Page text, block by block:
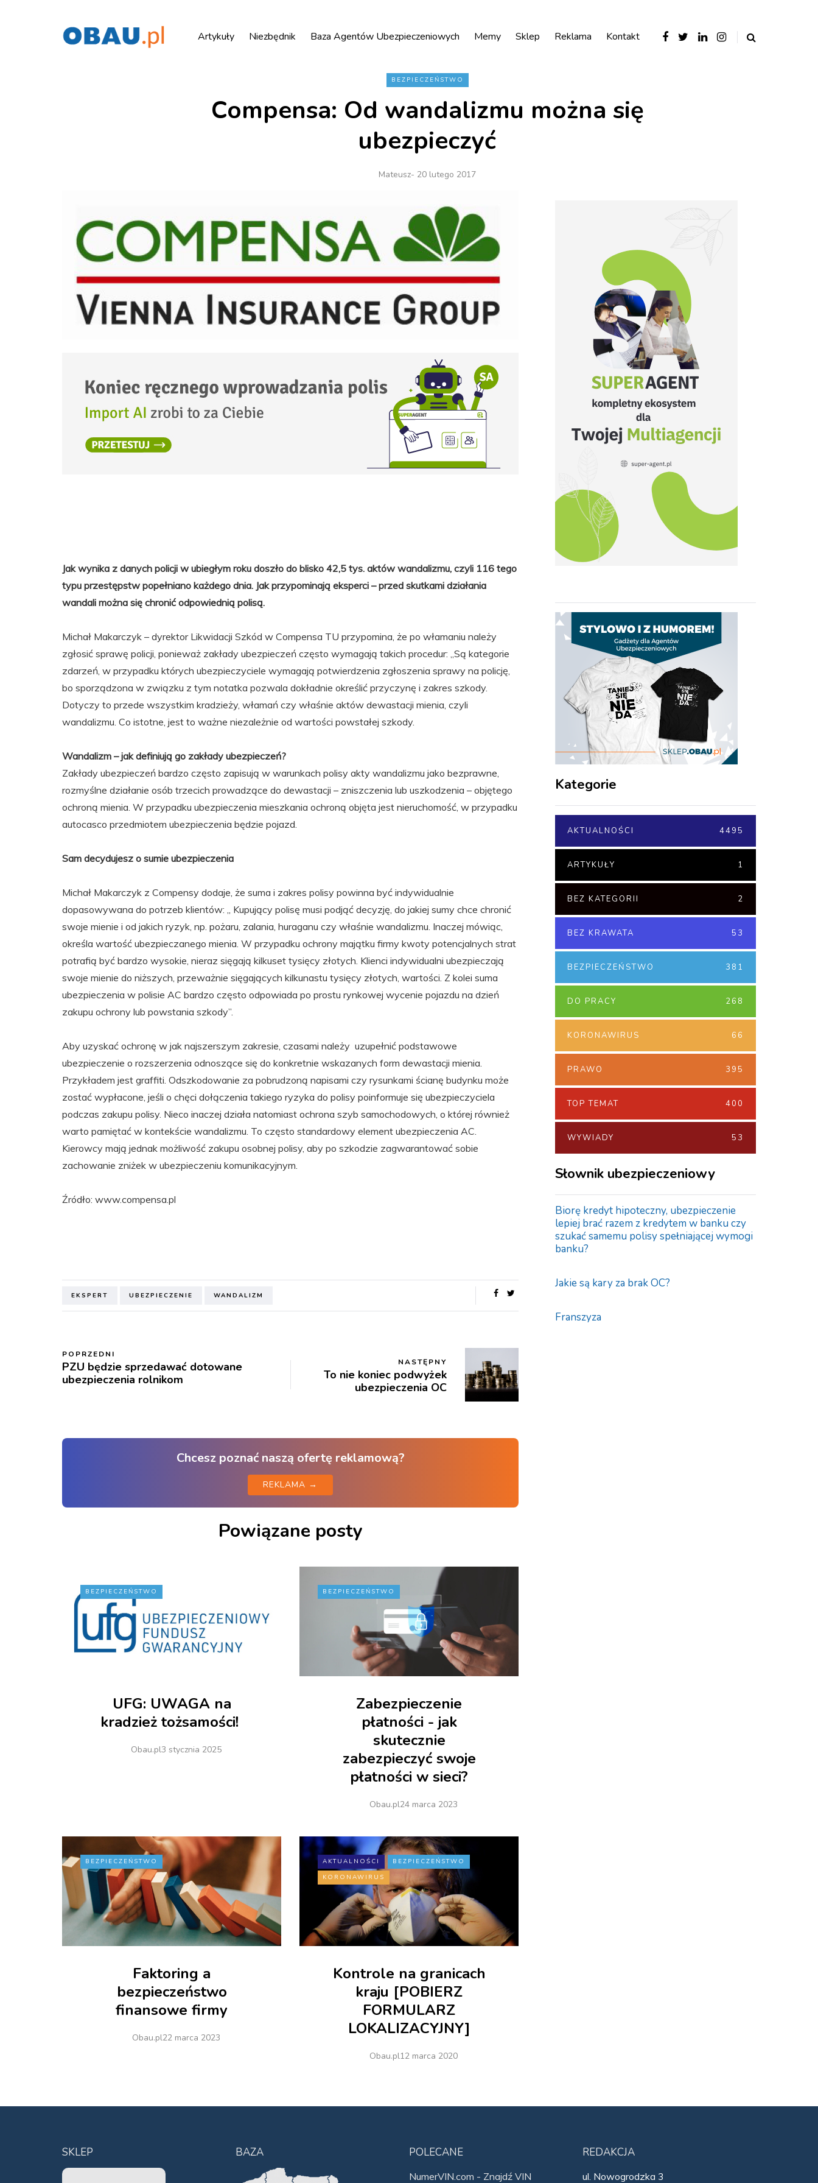
Artykuły Niezbędnik Baza Agentów Ubezpieczeniowych Memy Sklep Reklama Kontakt
BEZPIECZEŃSTWO
Compensa: Od wandalizmu można się
ubezpieczyć
Mateusz- 20 lutego 2017
Jak wynika z danych policji w ubiegłym roku doszło do blisko 42,5 tys. aktów wandalizmu, czyli 116 tego
typu przestępstw popełniano każdego dnia. Jak przypominają eksperci – przed skutkami działania
wandali można się chronić odpowiednią polisą.
Michał Makarczyk – dyrektor Likwidacji Szkód w Compensa TU przypomina, że po włamaniu należy
zgłosić sprawę policji, ponieważ zakłady ubezpieczeń często wymagają takich procedur: „Są kategorie
zdarzeń, w przypadku których ubezpieczyciele wymagają potwierdzenia zgłoszenia sprawy na policję,
bo sporządzona w związku z tym notatka pozwala dokładnie określić przyczynę i zakres szkody.
Dotyczy to przede wszystkim kradzieży, włamań czy właśnie aktów dewastacji mienia, czyli
wandalizmu. Co istotne, jest to ważne niezależnie od wartości powstałej szkody.
Wandalizm – jak definiują go zakłady ubezpieczeń?
Zakłady ubezpieczeń bardzo często zapisują w warunkach polisy akty wandalizmu jako bezprawne,
rozmyślne działanie osób trzecich prowadzące do dewastacji – zniszczenia lub uszkodzenia – objętego
ochroną mienia. W przypadku ubezpieczenia mieszkania ochroną objęta jest nieruchomość, w przypadku
autocasco przedmiotem ubezpieczenia będzie pojazd.
Sam decydujesz o sumie ubezpieczenia
Michał Makarczyk z Compensy dodaje, że suma i zakres polisy powinna być indywidualnie
dopasowywana do potrzeb klientów: „ Kupujący polisę musi podjąć decyzję, do jakiej sumy chce chronić
swoje mienie i od jakich ryzyk, np. pożaru, zalania, huraganu czy właśnie wandalizmu. Inaczej mówiąc,
określa wartość ubezpieczanego mienia. W przypadku ochrony majątku firmy kwoty potencjalnych strat
potrafią być bardzo wysokie, nieraz sięgają kilkuset tysięcy złotych. Klienci indywidualni ubezpieczają
swoje mienie do niższych, przeważnie sięgających kilkunastu tysięcy złotych, wartości. Z kolei suma
ubezpieczenia w polisie AC bardzo często odpowiada po prostu rynkowej wycenie pojazdu na dzień
zakupu ochrony lub powstania szkody”.
Aby uzyskać ochronę w jak najszerszym zakresie, czasami należy uzupełnić podstawowe
ubezpieczenie o rozszerzenia odnoszące się do konkretnie wskazanych form dewastacji mienia.
Przykładem jest graffiti. Odszkodowanie za pobrudzoną napisami czy rysunkami ścianę budynku może
zostać wypłacone, jeśli o chęci dołączenia takiego ryzyka do polisy poinformuje się ubezpieczyciela
podczas zakupu polisy. Nieco inaczej działa natomiast ochrona szyb samochodowych, o której również
warto pamiętać w kontekście wandalizmu. To często standardowy element ubezpieczenia AC.
Kierowcy mają jednak możliwość zakupu osobnej polisy, aby po szkodzie zagwarantować sobie
zachowanie zniżek w ubezpieczeniu komunikacyjnym.
Źródło: www.compensa.pl
EKSPERT UBEZPIECZENIE WANDALIZM
POPRZEDNI
PZU będzie sprzedawać dotowane
ubezpieczenia rolnikom
NASTĘPNY
To nie koniec podwyżek
ubezpieczenia OC
Chcesz poznać naszą ofertę reklamową?
REKLAMA →
Powiązane posty
BEZPIECZEŃSTWO
UFG: UWAGA na
kradzież tożsamości!
Obau.pl3 stycznia 2025
BEZPIECZEŃSTWO
Zabezpieczenie
płatności - jak
skutecznie
zabezpieczyć swoje
płatności w sieci?
Obau.pl24 marca 2023
BEZPIECZEŃSTWO
Faktoring a
bezpieczeństwo
finansowe firmy
Obau.pl22 marca 2023
AKTUALNOŚCI
BEZPIECZEŃSTWO
KORONAWIRUS
Kontrole na granicach
kraju [POBIERZ
FORMULARZ
LOKALIZACYJNY]
Obau.pl12 marca 2020
Kategorie
AKTUALNOŚCI 4495
ARTYKUŁY 1
BEZ KATEGORII 2
BEZ KRAWATA 53
BEZPIECZEŃSTWO 381
DO PRACY 268
KORONAWIRUS 66
PRAWO 395
TOP TEMAT 400
WYWIADY 53
Słownik ubezpieczeniowy
Biorę kredyt hipoteczny, ubezpieczenie
lepiej brać razem z kredytem w banku czy
szukać samemu polisy spełniającej wymogi
banku?
Jakie są kary za brak OC?
Franszyza
SKLEP BAZA POLECANE
NumerVIN.com - Znajdź VIN
REDAKCJA
ul. Nowogrodzka 3